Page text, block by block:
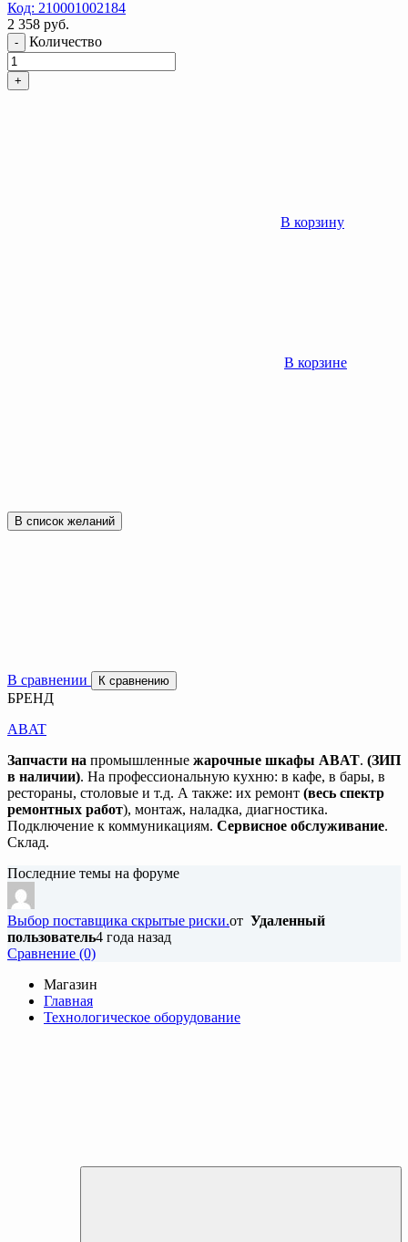
Код: 210001002184
2 358 руб.
- Количество
+
В корзину
В корзине
В список желаний
В сравнении К сравнению
БРЕНД
ABAT
Запчасти на промышленные жарочные шкафы ABAT. (ЗИП
в наличии). На профессиональную кухню: в кафе, в бары, в
рестораны, столовые и т.д. А также: их ремонт (весь спектр
ремонтных работ), монтаж, наладка, диагностика.
Подключение к коммуникациям. Сервисное обслуживание.
Склад.
Последние темы на форуме
Выбор поставщика скрытые риски.от Удаленный
пользователь4 года назад
Cравнение (0)
Магазин
Главная
Технологическое оборудование